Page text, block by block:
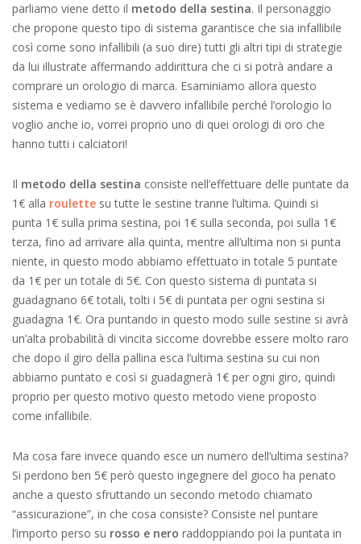
parliamo viene detto il metodo della sestina. Il personaggio
che propone questo tipo di sistema garantisce che sia infallibile
così come sono infallibili (a suo dire) tutti gli altri tipi di strategie
da lui illustrate affermando addirittura che ci si potrà andare a
comprare un orologio di marca. Esaminiamo allora questo
sistema e vediamo se è davvero infallibile perché l’orologio lo
voglio anche io, vorrei proprio uno di quei orologi di oro che
hanno tutti i calciatori!
Il metodo della sestina consiste nell’effettuare delle puntate da
1€ alla roulette su tutte le sestine tranne l’ultima. Quindi si
punta 1€ sulla prima sestina, poi 1€ sulla seconda, poi sulla 1€
terza, fino ad arrivare alla quinta, mentre all’ultima non si punta
niente, in questo modo abbiamo effettuato in totale 5 puntate
da 1€ per un totale di 5€. Con questo sistema di puntata si
guadagnano 6€ totali, tolti i 5€ di puntata per ogni sestina si
guadagna 1€. Ora puntando in questo modo sulle sestine si avrà
un’alta probabilità di vincita siccome dovrebbe essere molto raro
che dopo il giro della pallina esca l’ultima sestina su cui non
abbiamo puntato e così si guadagnerà 1€ per ogni giro, quindi
proprio per questo motivo questo metodo viene proposto
come infallibile.
Ma cosa fare invece quando esce un numero dell’ultima sestina?
Si perdono ben 5€ però questo ingegnere del gioco ha penato
anche a questo sfruttando un secondo metodo chiamato
“assicurazione”, in che cosa consiste? Consiste nel puntare
l’importo perso su rosso e nero raddoppiando poi la puntata in